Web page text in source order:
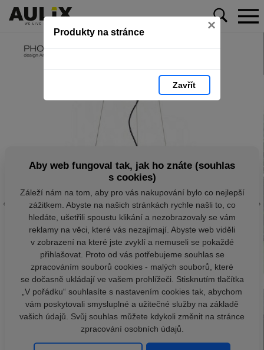
Produkty na stránce ×
Zavřít
Aby web fungoval tak, jak ho znáte (souhlas
s cookies)
Záleží nám na tom, aby pro vás nakupování bylo co nejlepší
zážitkem. Abyste na našich stránkách rychle našli to, co
hledáte, ušetřili spoustu klikání a nezobrazovaly se vám
reklamy na věci, které vás nezajímají. Abyste web viděli
v zobrazení na které jste zvyklí a nemuseli se pokaždé
přihlašovat. Proto od vás potřebujeme souhlas se
zpracováním souborů cookies - malých souborů, které
se dočasně ukládají ve vašem prohlížeči. Stisknutím tlačítka
„V pořádku“ souhlasíte s nastavením cookies tak, abychom
vám poskytovali smysluplné a užitečné služby na základě
vašich údajů. Svůj souhlas můžete kdykoli změnit na stránce
zpracování osobních údajů.